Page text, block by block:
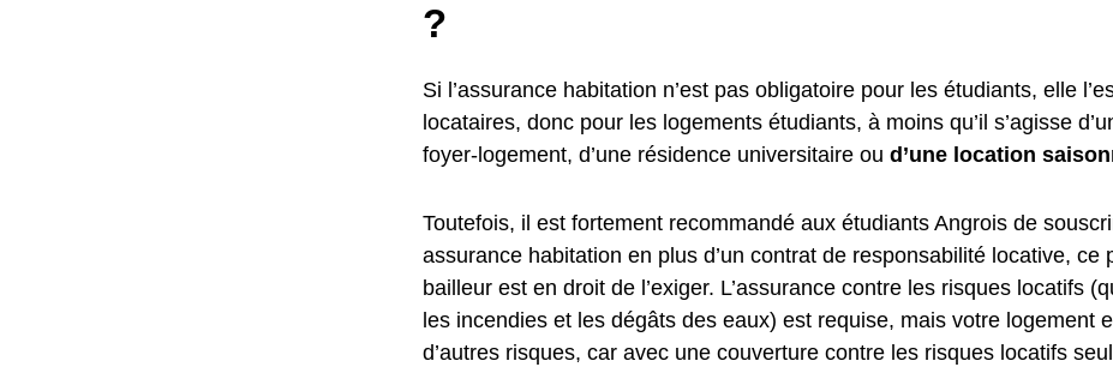
?
Si l’assurance habitation n’est pas obligatoire pour les étudiants, elle
locataires, donc pour les logements étudiants, à moins qu’il s’agisse
foyer-logement, d’une résidence universitaire ou d’une location
Toutefois, il est fortement recommandé aux étudiants Angrois de
assurance habitation en plus d’un contrat de responsabilité locative, ce
bailleur est en droit de l’exiger. L’assurance contre les risques locatifs
les incendies et les dégâts des eaux) est requise, mais votre logement
d’autres risques, car avec une couverture contre les risques locatifs